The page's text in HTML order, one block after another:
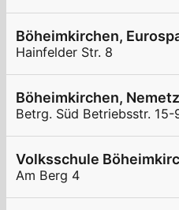
Böheimkirchen,
Hainfelder Str. 8
Böheimkirchen,
Betrg. Süd Betriebsstr. 15-
Volksschule
Am Berg 4